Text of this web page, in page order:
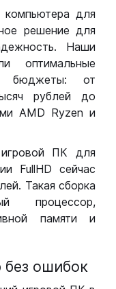
компьютера для
решение для
Наши
оптимальные
бюджеты: от
рублей до
AMD Ryzen и
ПК для
FullHD сейчас
Такая сборка
процессор,
памяти и
без ошибок